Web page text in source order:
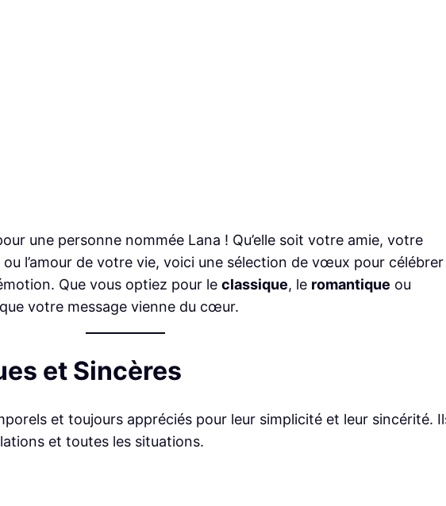
une personne nommée Lana ! Qu’elle soit votre amie, votre
l’amour de votre vie, voici une sélection de vœux pour célébrer
Que vous optiez pour le classique, le romantique ou
votre message vienne du cœur.
et Sincères
et toujours appréciés pour leur simplicité et leur sincérité.
et toutes les situations.